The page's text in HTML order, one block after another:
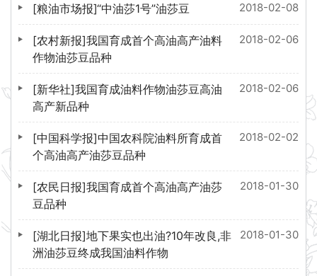
研究生教育
党建文化
2018-02-08
[粮油市场报]“中油莎1号”油莎豆
2018-02-06
[农村新报]我国育成首个高油高产油料
作物油莎豆品种
2018-02-06
[新华社]我国育成油料作物油莎豆高油
高产新品种
2018-02-02
[中国科学报]中国农科院油料所育成首
个高油高产油莎豆品种
2018-01-30
[农民日报]我国育成首个高油高产油莎
豆品种
2018-01-30
[湖北日报]地下果实也出油?10年改良,非
洲油莎豆终成我国油料作物